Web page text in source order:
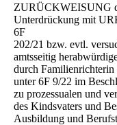
ZURÜCKWEISUNG
Unterdrückung mit
6F
202/21 bzw. evtl.
amtsseitig
durch
unter 6F 9/22 im
zu prozessualen und
des Kindsvaters und
Ausbildung und